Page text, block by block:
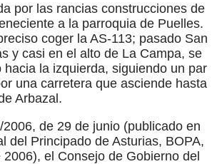
por las rancias construcciones de
a la parroquia de Puelles.
coger la AS-113; pasado San
y casi en el alto de La Campa, se
hacia la izquierda, siguiendo un par
una carretera que asciende hasta
Arbazal.
de 29 de junio (publicado en
del Principado de Asturias, BOPA,
el Consejo de Gobierno del